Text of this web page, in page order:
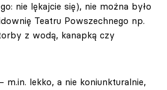
nie lękajcie się), nie można było
Teatru Powszechnego np.
z wodą, kanapką czy
m.in. lekko, a nie koniunkturalnie,